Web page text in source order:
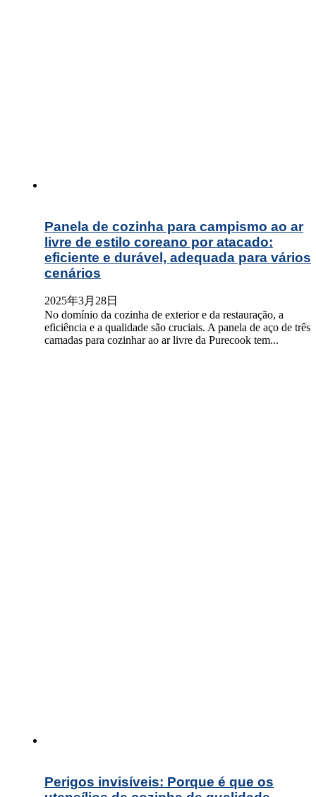
Panela de cozinha para campismo ao ar
livre de estilo coreano por atacado:
eficiente e durável, adequada para vários
cenários
2025年3月28日
No domínio da cozinha de exterior e da restauração, a
eficiência e a qualidade são cruciais. A panela de aço de três
camadas para cozinhar ao ar livre da Purecook tem...
Perigos invisíveis: Porque é que os